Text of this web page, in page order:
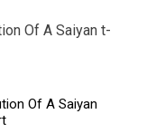
Of A Saiyan